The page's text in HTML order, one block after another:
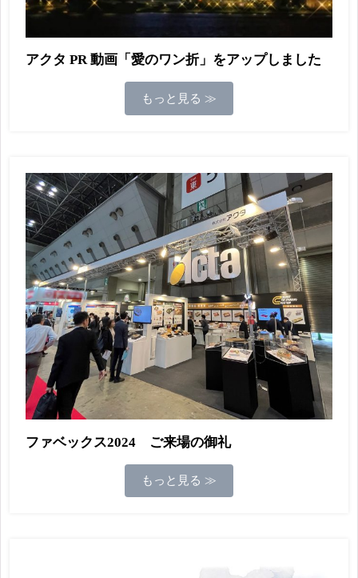
アクタ PR 動画「愛のワン折」をアップしました
もっと見る ≫
ファベックス2024 ご来場の御礼
もっと見る ≫